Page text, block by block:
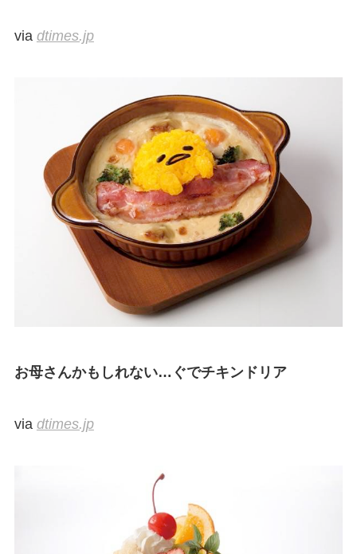
via dtimes.jp
お母さんかもしれない…ぐでチキンドリア
via dtimes.jp